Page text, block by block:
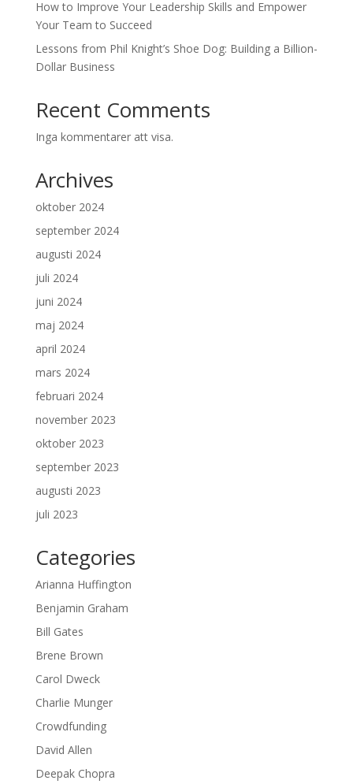
How to Improve Your Leadership Skills and Empower
Your Team to Succeed
Lessons from Phil Knight’s Shoe Dog: Building a Billion-
Dollar Business
Recent Comments
Inga kommentarer att visa.
Archives
oktober 2024
september 2024
augusti 2024
juli 2024
juni 2024
maj 2024
april 2024
mars 2024
februari 2024
november 2023
oktober 2023
september 2023
augusti 2023
juli 2023
Categories
Arianna Huffington
Benjamin Graham
Bill Gates
Brene Brown
Carol Dweck
Charlie Munger
Crowdfunding
David Allen
Deepak Chopra